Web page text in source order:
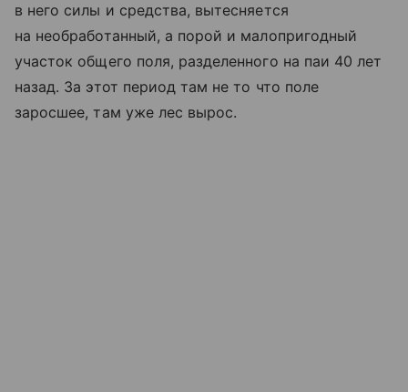
в него силы и средства, вытесняется
на необработанный, а порой и малопригодный
участок общего поля, разделенного на паи 40 лет
назад. За этот период там не то что поле
заросшее, там уже лес вырос.